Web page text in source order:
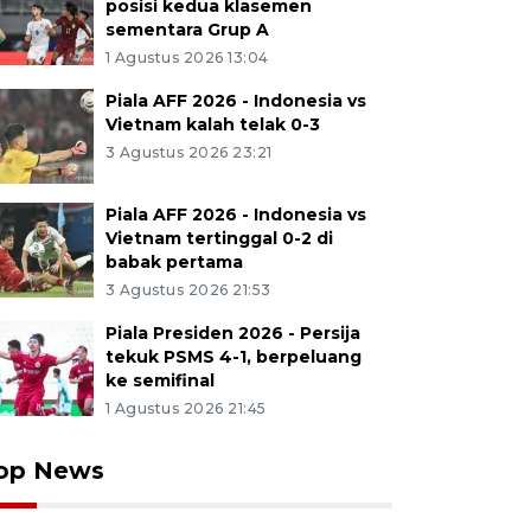
posisi kedua klasemen
sementara Grup A
1 Agustus 2026 13:04
Piala AFF 2026 - Indonesia vs
Vietnam kalah telak 0-3
3 Agustus 2026 23:21
Piala AFF 2026 - Indonesia vs
Vietnam tertinggal 0-2 di
babak pertama
3 Agustus 2026 21:53
Piala Presiden 2026 - Persija
tekuk PSMS 4-1, berpeluang
ke semifinal
1 Agustus 2026 21:45
News